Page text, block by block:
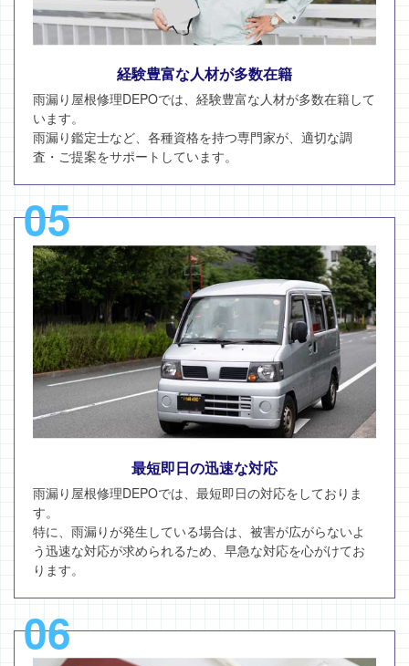
経験豊富な人材が多数在籍
雨漏り屋根修理DEPOでは、経験豊富な人材が多数在籍して
います。
雨漏り鑑定士など、各種資格を持つ専門家が、適切な調
査・ご提案をサポートしています。
05
最短即日の迅速な対応
雨漏り屋根修理DEPOでは、最短即日の対応をしておりま
す。
特に、雨漏りが発生している場合は、被害が広がらないよ
う迅速な対応が求められるため、早急な対応を心がけてお
ります。
06